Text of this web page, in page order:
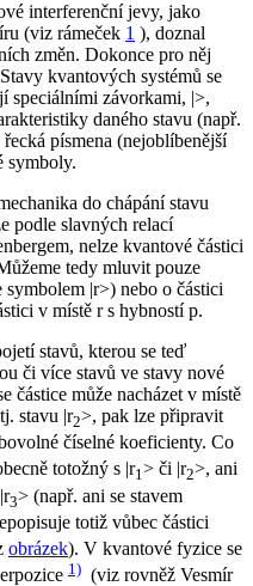
interferenční jevy, jako
(viz rámeček 1 ), doznal
změn. Dokonce pro něj
kvantových systémů se
speciálními závorkami, |>,
daného stavu (např.
písmena (nejoblíbenější
symboly.
do chápání stavu
podle slavných relací
nelze kvantové částici
tedy mluvit pouze
|r>) nebo o částici
v místě rs hybnostíp.
stavů, kterou se teď
či více stavů ve stavy nové
částice může nacházet v místě
stavu |r2>, pak lze připravit
číselné koeficienty. Co
totožný s |r1> či |r2>, ani
r3> (např. ani se stavem
totiž vůbec částici
obrázek). V kvantové fyzice se
1) (viz rovněž Vesmír